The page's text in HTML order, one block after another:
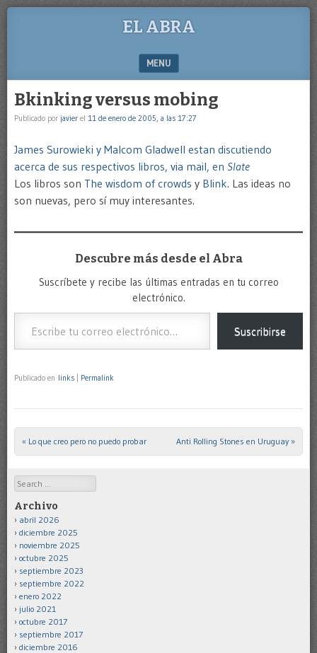
EL ABRA
MENU
Bkinking versus mobing
Publicado por javier el 11 de enero de 2005, a las 17:27
James Surowieki y Malcom Gladwell estan discutiendo
acerca de sus respectivos libros, via mail, en Slate
Los libros son The wisdom of crowds y Blink. Las ideas no
son nuevas, pero sí muy interesantes.
Descubre más desde el Abra
Suscríbete y recibe las últimas entradas en tu correo
electrónico.
Escribe tu correo electrónico…
Suscribirse
Publicado en links Permalink
Post navigation
« Lo que creo pero no puedo probar Anti Rolling Stones en Uruguay »
Search
Archivo
abril 2026
diciembre 2025
noviembre 2025
octubre 2025
septiembre 2023
septiembre 2022
enero 2022
julio 2021
octubre 2017
septiembre 2017
diciembre 2016